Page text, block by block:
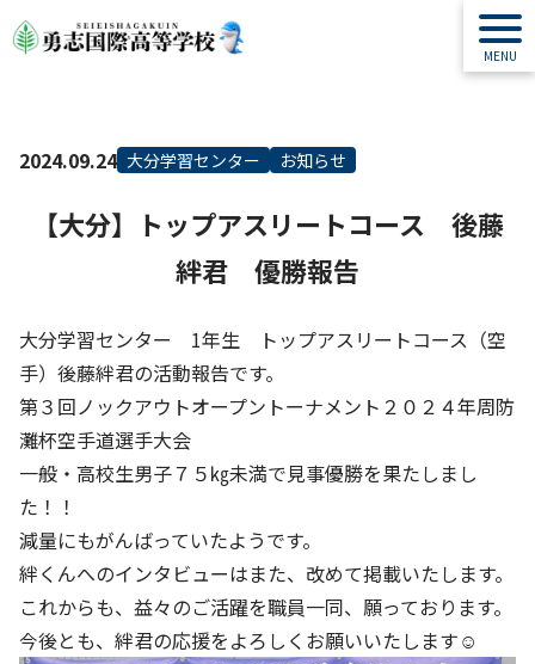
2024.09.24 大分学習センター お知らせ
【大分】トップアスリートコース 後藤
絆君 優勝報告
大分学習センター 1年生 トップアスリートコース（空
手）後藤絆君の活動報告です。
第３回ノックアウトオープントーナメント２０２４年周防
灘杯空手道選手大会
一般・高校生男子７５㎏未満で見事優勝を果たしまし
た！！
減量にもがんばっていたようです。
絆くんへのインタビューはまた、改めて掲載いたします。
これからも、益々のご活躍を職員一同、願っております。
今後とも、絆君の応援をよろしくお願いいたします☺